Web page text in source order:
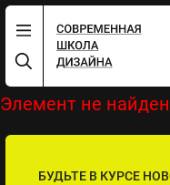
Элемент не
БУДЬТЕ В КУРСЕ